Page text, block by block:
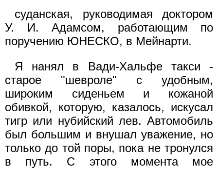
суданская, руководимая доктором
У. И. Адамсом, работающим по
поручению ЮНЕСКО, в Мейнарти.
Я нанял в Вади-Хальфе такси -
старое "шевроле" с удобным,
широким сиденьем и кожаной
обивкой, которую, казалось, искусал
тигр или нубийский лев. Автомобиль
был большим и внушал уважение, но
только до той поры, пока не тронулся
в путь. С этого момента мое